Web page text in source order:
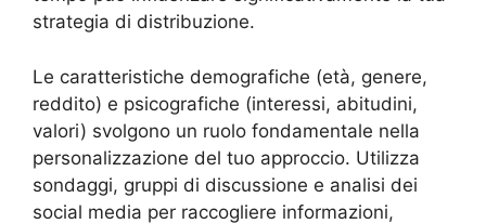
strategia di distribuzione.
Le caratteristiche demografiche (età, genere,
reddito) e psicografiche (interessi, abitudini,
valori) svolgono un ruolo fondamentale nella
personalizzazione del tuo approccio. Utilizza
sondaggi, gruppi di discussione e analisi dei
social media per raccogliere informazioni,